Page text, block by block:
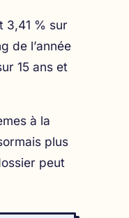
3,41 % sur
de l’année
15 ans et
à la
plus
peut